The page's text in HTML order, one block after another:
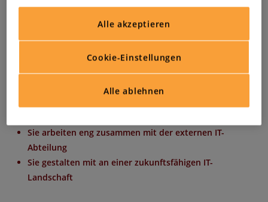
Sie verwaltenSystemzugänge, Netzwerke, Drucker und
die Telefonanlage
Sie installieren,konfigurierenundwartenHard- und
Sie arbeiten eng zusammen mit der externen IT-
Abteilung
Sie gestalten mit an einer zukunftsfähigen IT-
Landschaft
Cookie-Einstellungen
Alle ablehnen
Alle akzeptieren